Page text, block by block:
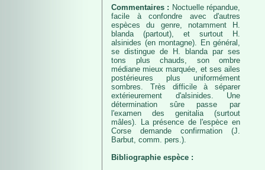
Commentaires : Noctuelle répandue,
facile à confondre avec d'autres
espèces du genre, notamment H.
blanda (partout), et surtout H.
alsinides (en montagne). En général,
se distingue de H. blanda par ses
tons plus chauds, son ombre
médiane mieux marquée, et ses ailes
postérieures plus uniformément
sombres. Très difficile à séparer
extérieurement d'alsinides. Une
détermination sûre passe par
l'examen des genitalia (surtout
mâles). La présence de l'espèce en
Corse demande confirmation (J.
Barbut, comm. pers.).
Bibliographie espèce :